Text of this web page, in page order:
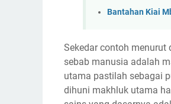
Bantahan Kiai
Sekedar contoh menurut
sebab manusia adalah
utama pastilah sebagai
dihuni makhluk utama